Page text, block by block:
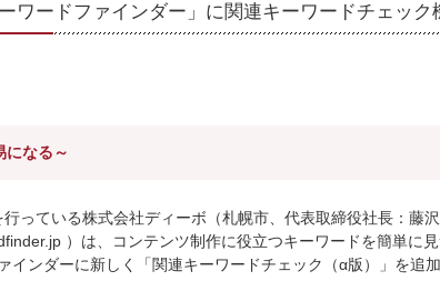
ワードファインダー」に関連キーワードチェック
になる～
っている株式会社ディーボ（札幌市、代表取締役社長：
）は、コンテンツ制作に役立つキーワードを簡単に
インダーに新しく「関連キーワードチェック（α版）」を追加